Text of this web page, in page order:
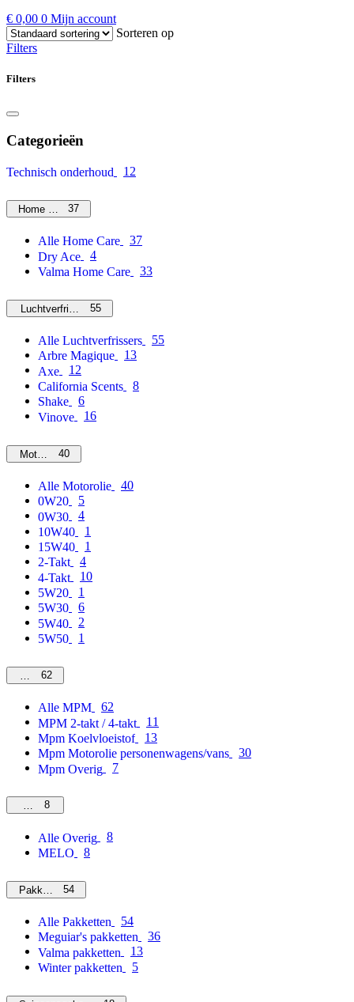
€ 0,00 0 Mijn account
Sorteren op
Filters
Filters
Categorieën
Technisch onderhoud 12
Home Care37
Alle Home Care
37
Dry Ace
4
Valma Home Care
33
Luchtverfrissers55
Alle Luchtverfrissers
55
Arbre Magique
13
Axe
12
California Scents
8
Shake
6
Vinove
16
Motorolie40
Alle Motorolie
40
0W20
5
0W30
4
10W40
1
15W40
1
2-Takt
4
4-Takt
10
5W20
1
5W30
6
5W40
2
5W50
1
MPM62
Alle MPM
62
MPM 2-takt / 4-takt
11
Mpm Koelvloeistof
13
Mpm Motorolie personenwagens/vans
30
Mpm Overig
7
Overig
8
Alle Overig
8
MELO
8
Pakketten54
Alle Pakketten
54
Meguiar's pakketten
36
Valma pakketten
13
Winter pakketten
5